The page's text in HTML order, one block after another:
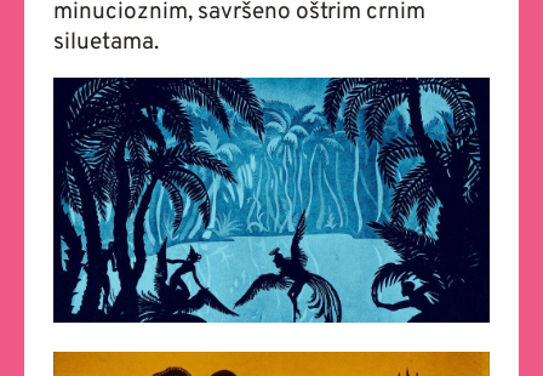
minucioznim, savršeno oštrim crnim
siluetama.